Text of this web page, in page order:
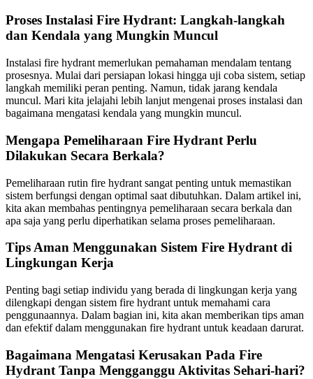
Proses Instalasi Fire Hydrant: Langkah-langkah
dan Kendala yang Mungkin Muncul
Instalasi fire hydrant memerlukan pemahaman mendalam tentang
prosesnya. Mulai dari persiapan lokasi hingga uji coba sistem, setiap
langkah memiliki peran penting. Namun, tidak jarang kendala
muncul. Mari kita jelajahi lebih lanjut mengenai proses instalasi dan
bagaimana mengatasi kendala yang mungkin muncul.
Mengapa Pemeliharaan Fire Hydrant Perlu
Dilakukan Secara Berkala?
Pemeliharaan rutin fire hydrant sangat penting untuk memastikan
sistem berfungsi dengan optimal saat dibutuhkan. Dalam artikel ini,
kita akan membahas pentingnya pemeliharaan secara berkala dan
apa saja yang perlu diperhatikan selama proses pemeliharaan.
Tips Aman Menggunakan Sistem Fire Hydrant di
Lingkungan Kerja
Penting bagi setiap individu yang berada di lingkungan kerja yang
dilengkapi dengan sistem fire hydrant untuk memahami cara
penggunaannya. Dalam bagian ini, kita akan memberikan tips aman
dan efektif dalam menggunakan fire hydrant untuk keadaan darurat.
Bagaimana Mengatasi Kerusakan Pada Fire
Hydrant Tanpa Mengganggu Aktivitas Sehari-hari?